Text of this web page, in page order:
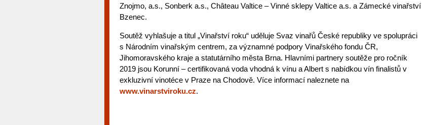
Znojmo, a.s., Sonberk a.s., Château Valtice – Vinné sklepy Valtice a.s. a Zámecké vinařství
Bzenec.
Soutěž vyhlašuje a titul „Vinařství roku“ uděluje Svaz vinařů České republiky ve spolupráci
s Národním vinařským centrem, za významné podpory Vinařského fondu ČR,
Jihomoravského kraje a statutárního města Brna. Hlavními partnery soutěže pro ročník
2019 jsou Korunní – certifikovaná voda vhodná k vínu a Albert s nabídkou vín finalistů v
exkluzivní vinotéce v Praze na Chodově. Více informací naleznete na
www.vinarstviroku.cz.